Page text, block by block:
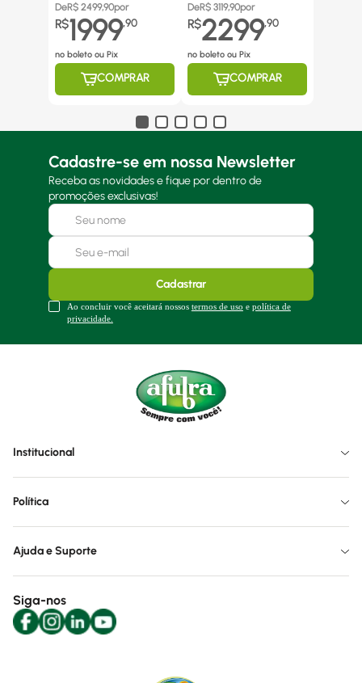
DeR$ 2499,90por
R$1999,90
no boleto ou Pix
COMPRAR
DeR$ 3119,90por
R$2299,90
no boleto ou Pix
COMPRAR
Cadastre-se em nossa Newsletter
Receba as novidades e fique por dentro de
promoções exclusivas!
Cadastrar
Ao concluir você aceitará nossos termos de uso e política de
privacidade.
Institucional
Política
Ajuda e Suporte
Siga-nos